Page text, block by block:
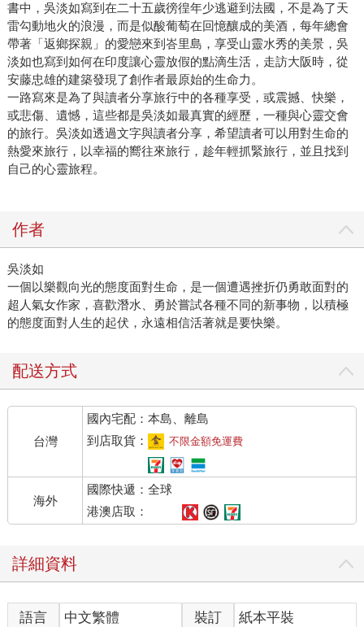
書中，吳淡如寫到在二十五歲徬徨年少逃避到法國，不是為了天
雷勾動地火的浪漫，而是似酸葡萄在回憶釀成的美酒，每年總會
帶著「返鄉探親」的愛戀來到峇里島，享受山靈水秀的美景，吳
淡如也寫到如何在印度讓心靈放假的點滴生活，走訪大阪時，從
安藤忠雄的建築發現了創作者最原始的生命力。
一路寫來是為了與讀者分享旅行中的各種享受，或震撼、快樂，
或悲傷、遺憾，這些都是吳淡如最真實的經歷，一種與心靈交會
的旅行。吳淡如透過文字與讀者分享，希望讀者可以用對生命的
熱愛來旅行，以幸福的嚮往來旅行，趁年輕抓緊旅行，並且找到
自己的心靈旅程。
作者
吳淡如
一個以樂觀向光的態度面對生命，是一個遭遇挫折仍勇敢面對的
超人氣女作家，喜歡潛水、勇於嘗試各種不同的新事物，以積極
的態度面對人生的起伏，永遠相信活著就是要快樂。
配送方式
台灣
國內宅配：本島、離島
到店取貨：
不限金額免運費
海外
國際快遞：全球
港澳店取：
詳細資料
語言 中文繁體 裝訂
紙本平裝